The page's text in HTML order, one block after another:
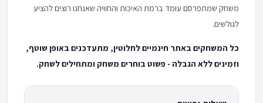
משחק שמתפרסם עומד ברמת האיכות והחוויה שאנחנו רוצים להציע
לגולשים.
כל המשחקים באתר חינמיים לחלוטין, מתעדכנים באופן שוטף,
וזמינים ללא הגבלה - פשוט בוחרים משחק ומתחילים לשחק.